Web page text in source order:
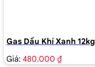
Gas Dầu Khí Xanh 12kg
Giá: 480.000 ₫